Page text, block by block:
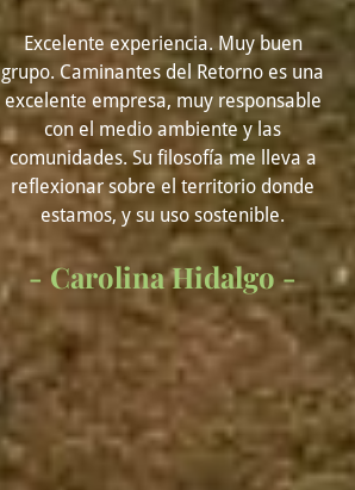
Excelente experiencia. Muy buen
grupo. Caminantes del Retorno es una
excelente empresa, muy responsable
con el medio ambiente y las
comunidades. Su filosofía me lleva a
reflexionar sobre el territorio donde
estamos, y su uso sostenible.
- Carolina Hidalgo -